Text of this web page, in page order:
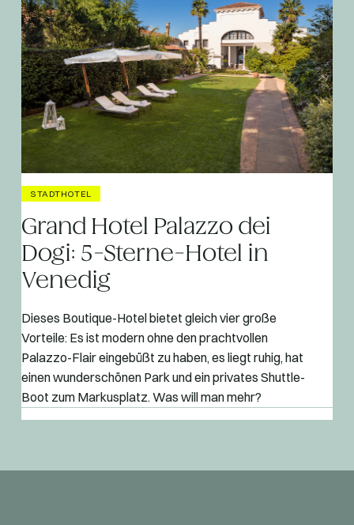
STADTHOTEL
Grand Hotel Palazzo dei
Dogi: 5-Sterne-Hotel in
Venedig
Dieses Boutique-Hotel bietet gleich vier große
Vorteile: Es ist modern ohne den prachtvollen
Palazzo-Flair eingebüßt zu haben, es liegt ruhig, hat
einen wunderschönen Park und ein privates Shuttle-
Boot zum Markusplatz. Was will man mehr?